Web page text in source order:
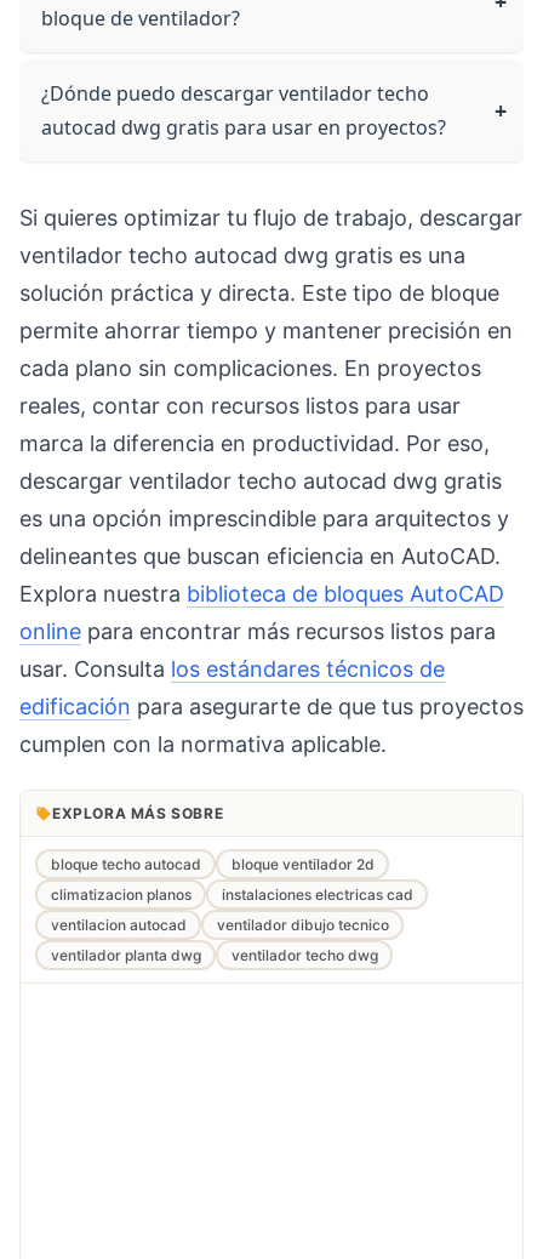
bloque de ventilador?
¿Dónde puedo descargar ventilador techo
autocad dwg gratis para usar en proyectos?
Si quieres optimizar tu flujo de trabajo, descargar
ventilador techo autocad dwg gratis es una
solución práctica y directa. Este tipo de bloque
permite ahorrar tiempo y mantener precisión en
cada plano sin complicaciones. En proyectos
reales, contar con recursos listos para usar
marca la diferencia en productividad. Por eso,
descargar ventilador techo autocad dwg gratis
es una opción imprescindible para arquitectos y
delineantes que buscan eficiencia en AutoCAD.
Explora nuestra biblioteca de bloques AutoCAD
online para encontrar más recursos listos para
usar. Consulta los estándares técnicos de
edificación para asegurarte de que tus proyectos
cumplen con la normativa aplicable.
EXPLORA MÁS SOBRE
bloque techo autocad
bloque ventilador 2d
climatizacion planos
instalaciones electricas cad
ventilacion autocad
ventilador dibujo tecnico
ventilador planta dwg
ventilador techo dwg